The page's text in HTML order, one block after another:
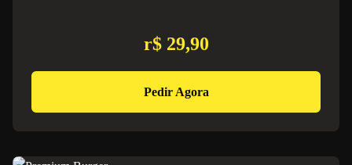
r$ 29,90
Pedir Agora